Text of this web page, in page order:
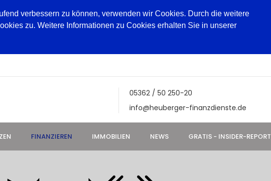
verbessern zu können, verwenden wir Cookies. Durch die weitere
zu. Weitere Informationen zu Cookies erhalten Sie in unserer
05362 / 50 250-20
info@heuberger-finanzdienste.de
FINANZIEREN IMMOBILIEN NEWS GRATIS - INSIDER-REPORT